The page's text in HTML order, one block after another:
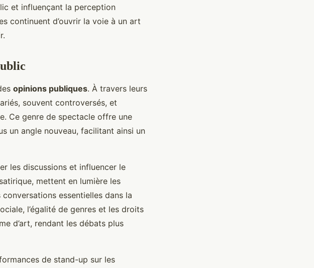
et influençant la perception
continuent d’ouvrir la voie à un art
opinions publiques. À travers leurs
souvent controversés, et
Ce genre de spectacle offre une
un angle nouveau, facilitant ainsi un
les discussions et influencer le
mettent en lumière les
essentielles dans la
l’égalité de genres et les droits
d’art, rendant les débats plus
de stand-up sur les